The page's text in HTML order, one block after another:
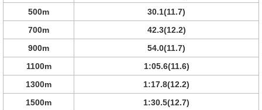
500m
30.1(11.7)
700m
42.3(12.2)
900m
54.0(11.7)
1100m
1:05.6(11.6)
1300m
1:17.8(12.2)
1500m
1:30.5(12.7)